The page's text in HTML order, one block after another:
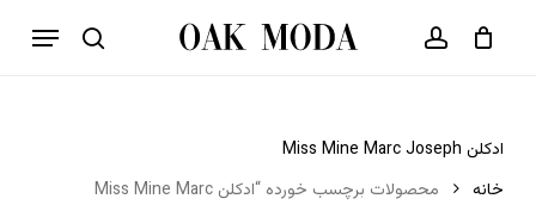
جستجو حساب کاربری
فهرست
سبد خرید بستن
ادکلن Miss Mine Marc Joseph
خانه
محصولات برچسب خورده “ادکلن Miss Mine Marc
بستن